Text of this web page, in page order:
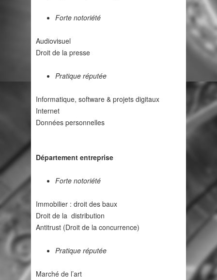
Forte notoriété
Audiovisuel
Droit de la presse
Pratique réputée
Informatique, software & projets digitaux
Internet
Données personnelles
Département entreprise
Forte notoriété
Immobilier : droit des baux
Droit de la distribution
Antitrust (Droit de la concurrence)
Pratique réputée
Marché de l’art